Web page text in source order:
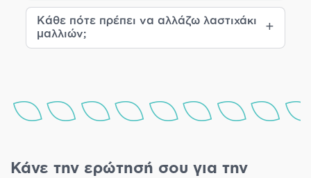
Κάθε πότε πρέπει να αλλάζω λαστιχάκι
μαλλιών;
Κάνε την ερώτησή σου για την